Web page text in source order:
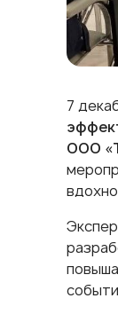
7
ООО